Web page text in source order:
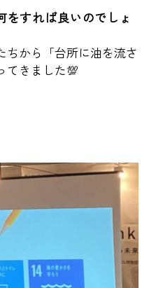
をすれば良いのでしょ
ちから「台所に油を流さ
てきました💯